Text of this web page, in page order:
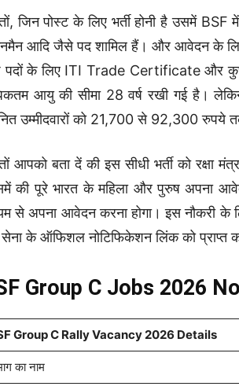
जिन पोस्ट के लिए भर्ती होनी है उसमें
आदि जैसे पद शामिल हैं। और आवेदन के लिए
के लिए ITI Trade Certificate और कुछ
आयु की सीमा 28 वर्ष रखी गई है।
उम्मीदवारों को 21,700 से 92,300 रुपये
आपको बता दें की इस सीधी भर्ती को रक्षा
की पूरे भारत के महिला और पुरुष अपना
से अपना आवेदन करना होगा। इस नौकरी
सेना के ऑफिशल नोटिफिकेशन लिंक को प्राप्त
Group C Jobs 2026
Group C Rally Vacancy 2026 Details
का नाम